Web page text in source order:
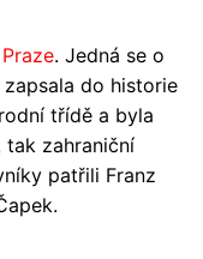
Praze. Jedná se o
do historie
třídě a byla
tak zahraniční
patřili Franz